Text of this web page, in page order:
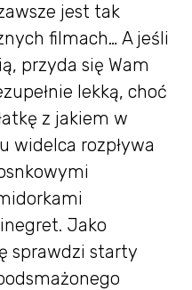
jest tak
filmach… A jeśli
przyda się Wam
lekką, choć
z jakiem w
widelca rozpływa
Jako
sprawdzi starty